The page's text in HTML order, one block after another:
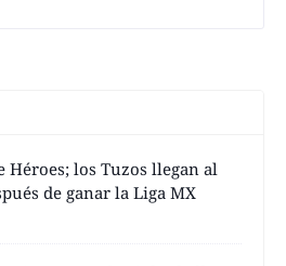
Héroes; los Tuzos llegan al
de ganar la Liga MX